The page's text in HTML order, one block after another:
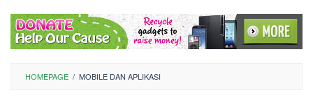
HOMEPAGE / MOBILE DAN APLIKASI